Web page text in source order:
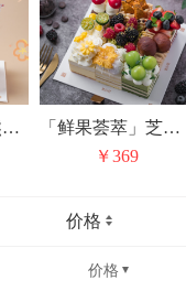
芝心花 快乐小熊焦糖摩卡奶油蛋糕儿童节礼物
「鲜果荟萃」芝心花 丰收果园九宫格 动物奶油水果生日蛋糕甜品下午茶
￥369
价格
价格